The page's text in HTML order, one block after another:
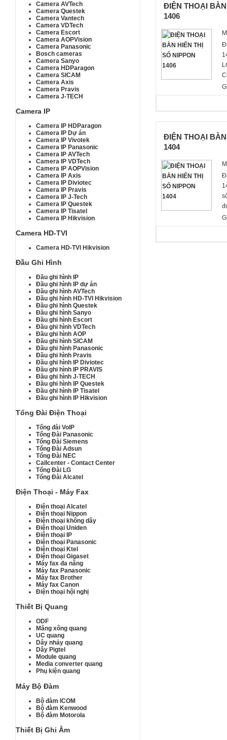
ĐIỆN THOẠI
1406
ĐIỆN THOẠI
1404
Camera AVTech
Camera Questek
Camera Vantech
Camera VDTech
Camera Escort
Camera AOPVision
Camera Panasonic
Bosch cameras
Camera Sanyo
Camera HDParagon
Camera SICAM
Camera Axis
Camera Pravis
Camera J-TECH
Camera IP
Camera IP HDParagon
Camera IP Dự án
Camera IP Vivotek
Camera IP Panasonic
Camera IP AVTech
Camera IP VDTech
Camera IP AOPVision
Camera IP Axis
Camera IP Diviotec
Camera IP Pravis
Camera IP J-Tech
Camera IP Questek
Camera IP Tisatel
Camera IP Hikvision
Camera HD-TVI
Camera HD-TVI Hikvision
Đầu Ghi Hình
Đầu ghi hình IP
Đầu ghi hình IP dự án
Đầu ghi hình AVTech
Đầu ghi hình HD-TVI Hikvision
Đầu ghi hình Questek
Đầu ghi hình Sanyo
Đầu ghi hình Escort
Đầu ghi hình VDTech
Đầu ghi hình AOP
Đầu ghi hình SICAM
Đầu ghi hình Panasonic
Đầu ghi hình Pravis
Đầu ghi hình IP Diviotec
Đầu ghi hình IP PRAVIS
Đầu ghi hình J-TECH
Đầu ghi hình IP Questek
Đầu ghi hình IP Tisatel
Đầu ghi hình IP Hikvision
Tổng Đài Điện Thoại
Tổng đài VoIP
Tổng Đài Panasonic
Tổng Đài Siemens
Tổng Đài Adsun
Tổng Đài NEC
Callcenter - Contact Center
Tổng Đài LG
Tổng Đài Alcatel
Điện Thoại - Máy Fax
Điện thoại Alcatel
Điện thoại Nippon
Điện thoại không dây
Điện thoại Uniden
Điện thoại IP
Điện thoại Panasonic
Điện thoại Ktel
Điện thoại Gigaset
Máy fax đa năng
Máy fax Panasonic
Máy fax Brother
Máy fax Canon
Điện thoại hội nghị
Thiết Bị Quang
ODF
Măng xông quang
UC quang
Dây nhảy quang
Dây Pigtel
Module quang
Media converter quang
Phụ kiện quang
Máy Bộ Đàm
Bộ đàm ICOM
Bộ đàm Kenwood
Bộ đàm Motorola
Thiết Bị Ghi Âm